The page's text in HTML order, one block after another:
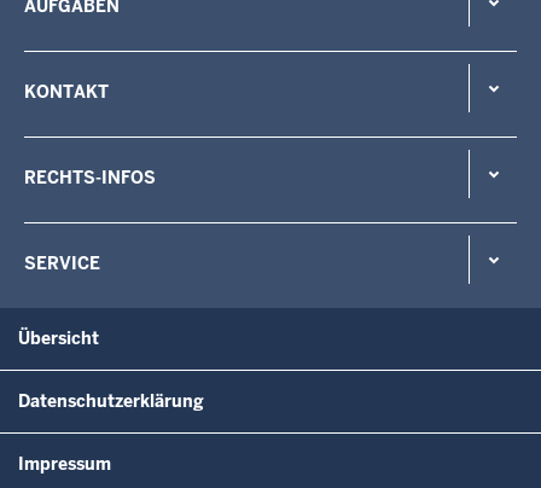
AUFGABEN
KONTAKT
RECHTS-INFOS
SERVICE
Übersicht
Datenschutzerklärung
Impressum